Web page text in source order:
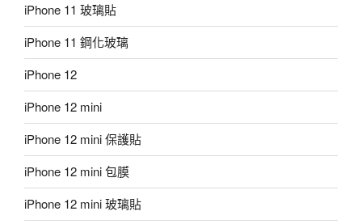
iPhone 11 玻璃貼
iPhone 11 鋼化玻璃
iPhone 12
iPhone 12 mini
iPhone 12 mini 保護貼
iPhone 12 mini 包膜
iPhone 12 mini 玻璃貼